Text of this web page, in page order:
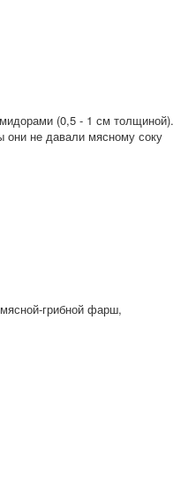
(0,5 - 1 см толщиной).
они не давали мясному соку
грибной фарш,